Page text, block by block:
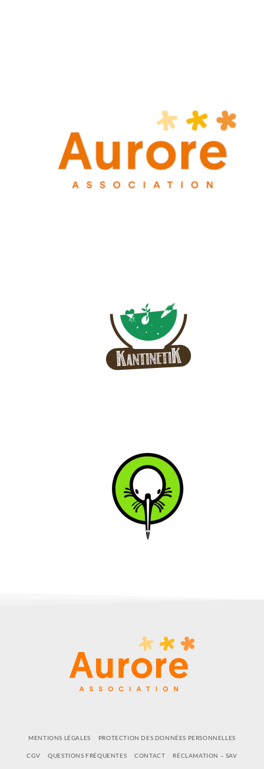
MENTIONS LÉGALES PROTECTION DES DONNÉES PERSONNELLES
CGV QUESTIONS FRÉQUENTES CONTACT RÉCLAMATION – SAV